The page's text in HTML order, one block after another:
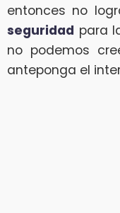
entonces no
seguridad para
no podemos
anteponga el